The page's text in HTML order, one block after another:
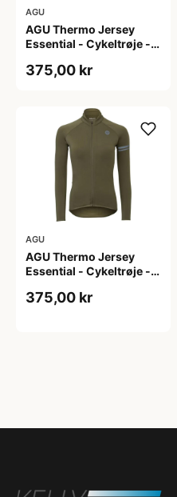
AGU
AGU Thermo Jersey
Essential - Cykeltrøje -
S
375,00 kr
AGU
AGU Thermo Jersey
Essential - Cykeltrøje -
XXL
375,00 kr